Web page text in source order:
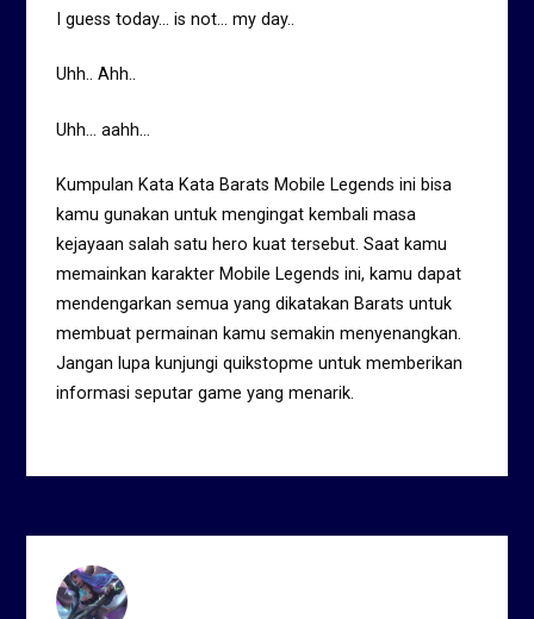
I guess today… is not… my day..
Uhh.. Ahh..
Uhh… aahh…
Kumpulan Kata Kata Barats Mobile Legends ini bisa
kamu gunakan untuk mengingat kembali masa
kejayaan salah satu hero kuat tersebut. Saat kamu
memainkan karakter Mobile Legends ini, kamu dapat
mendengarkan semua yang dikatakan Barats untuk
membuat permainan kamu semakin menyenangkan.
Jangan lupa kunjungi quikstopme untuk memberikan
informasi seputar game yang menarik.